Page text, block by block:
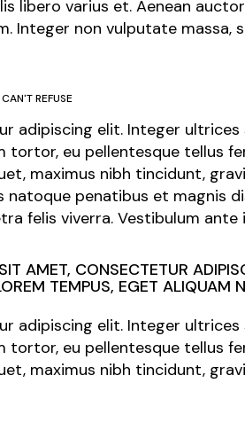
libero varius et. Aenean
Integer non vulputate
REFUSE
adipiscing elit. Integer
tortor, eu pellentesque tellus
maximus nibh tincidunt,
natoque penatibus et magnis
felis viverra. Vestibulum
AMET, CONSECTETUR
TEMPUS, EGET ALIQUAM
adipiscing elit. Integer
tortor, eu pellentesque tellus
maximus nibh tincidunt,